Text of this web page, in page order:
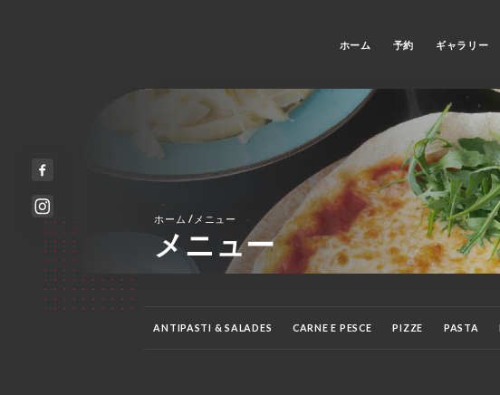
ホーム 予約 ギャラリー
ホーム/メニュー
メニュー
ANTIPASTI & SALADES CARNE E PESCE PIZZE PASTA